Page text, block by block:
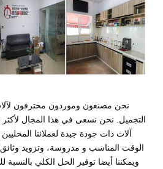
نحن مصنعون وموردون محترفون لآلات
التجميل. نحن نسعى في هذا المجال
آلات ذات جودة جيدة لعملائنا
الوقت المناسب و مدروسة، وتزويد
ويمكننا أيضا توفير الحل الكلي